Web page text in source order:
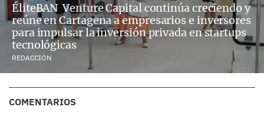
ÉliteBAN Venture Capital continúa creciendo y
reúne en Cartagena a empresarios e inversores
para impulsar la inversión privada en startups
tecnológicas
REDACCIÓN
COMENTARIOS